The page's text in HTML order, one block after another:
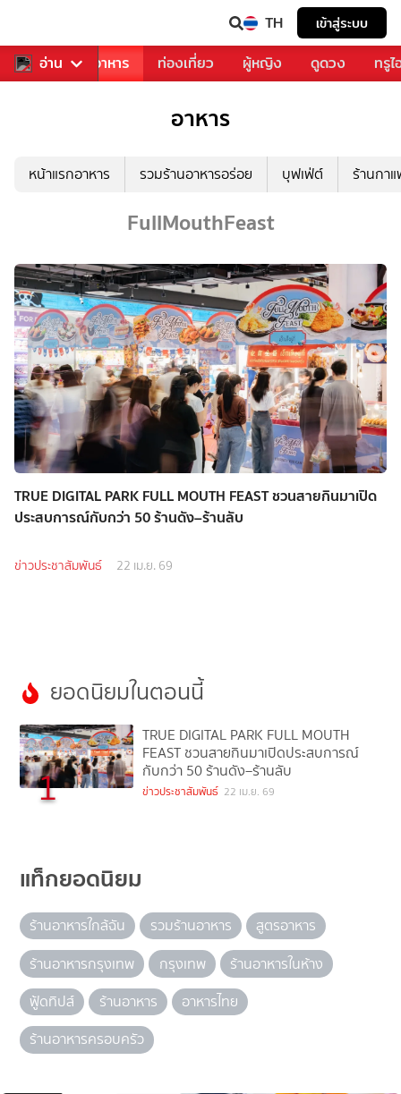
TH เข้าสู่ระบบ
อ่าน
การเพลง อาหาร ท่องเที่ยว ผู้หญิง ดูดวง ทรู
อาหาร
หน้าแรกอาหาร รวมร้านอาหารอร่อย บุฟเฟ่ต์ ร้านกา
FullMouthFeast
TRUE DIGITAL PARK FULL MOUTH FEAST ชวนสายกินมาเปิด
ประสบการณ์กับกว่า 50 ร้านดัง–ร้านลับ
ข่าวประชาสัมพันธ์ 22 เม.ย. 69
ยอดนิยมในตอนนี้
1
TRUE DIGITAL PARK FULL MOUTH
FEAST ชวนสายกินมาเปิดประสบการณ์
กับกว่า 50 ร้านดัง–ร้านลับ
ข่าวประชาสัมพันธ์ 22 เม.ย. 69
แท็กยอดนิยม
ร้านอาหารใกล้ฉัน รวมร้านอาหาร
สูตรอาหาร
ร้านอาหารกรุงเทพ
กรุงเทพ
ร้านอาหารในห้าง
ฟู้ดทิปส์
ร้านอาหาร
อาหารไทย
ร้านอาหารครอบครัว